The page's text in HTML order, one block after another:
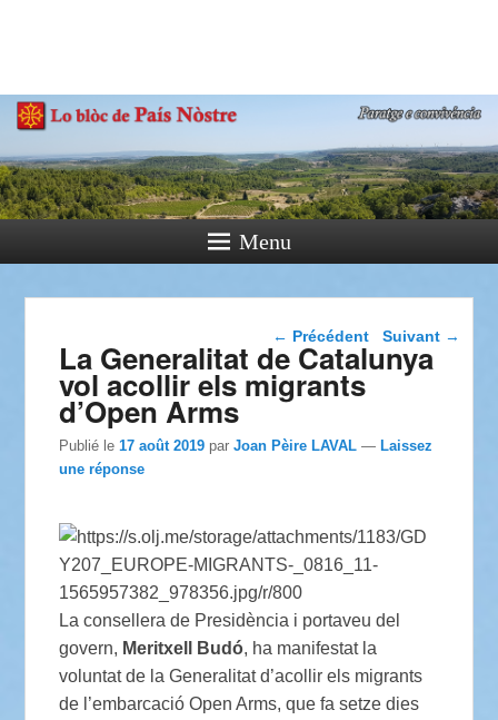
Paratge e Convivència
Menu
Navigation dans les
articles
← Précédent Suivant →
La Generalitat de Catalunya
vol acollir els migrants
d’Open Arms
Publié le17 août 2019 parJoan Pèire LAVAL —Laissez
une réponse
La consellera de Presidència i portaveu del
govern, Meritxell Budó, ha manifestat la
voluntat de la Generalitat d’acollir els migrants
de l’embarcació Open Arms, que fa setze dies